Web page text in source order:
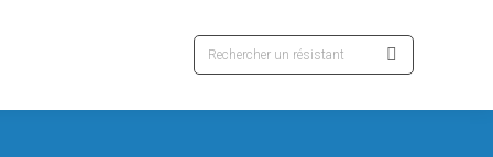
Recherche
: